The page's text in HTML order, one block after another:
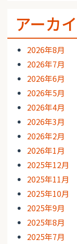
アーカ
2026年8月
2026年7月
2026年6月
2026年5月
2026年4月
2026年3月
2026年2月
2026年1月
2025年12月
2025年11月
2025年10月
2025年9月
2025年8月
2025年7月